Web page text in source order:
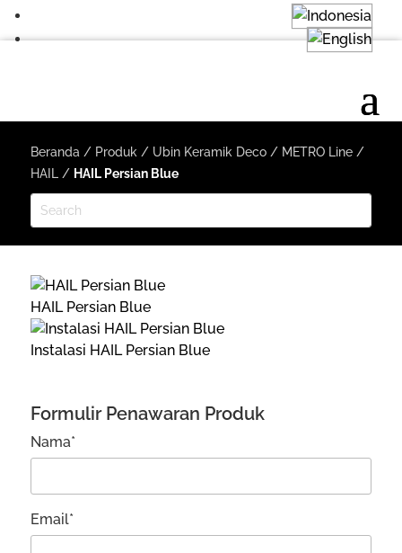
Beranda / Produk / Ubin Keramik Deco/ METRO Line/
HAIL/ HAIL Persian Blue
HAIL Persian Blue
Instalasi HAIL Persian Blue
Formulir Penawaran Produk
Nama*
Email*